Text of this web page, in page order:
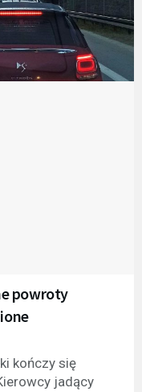
powroty
kończy się
jadący